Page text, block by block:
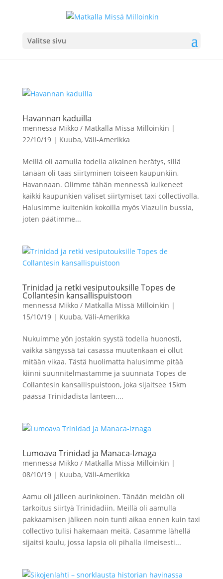
Valitse sivu
Havannan kaduilla
mennessä Mikko / Matkalla Missä Milloinkin |
22/10/19| Kuuba, Väli-Amerikka
Meillä oli aamulla todella aikainen herätys, sillä
tänään oli taas siirtyminen toiseen kaupunkiin,
Havannaan. Olimme tähän mennessä kulkeneet
kaikki kaupunkien väliset siirtymiset taxi collectivolla.
Halusimme kuitenkin kokoilla myös Viazulin bussia,
joten päätimme...
Trinidad ja retki vesiputouksille Topes de
Collantesin kansallispuistoon
mennessä Mikko / Matkalla Missä Milloinkin |
15/10/19| Kuuba, Väli-Amerikka
Nukuimme yön jostakin syystä todella huonosti,
vaikka sängyssä tai casassa muutenkaan ei ollut
mitään vikaa. Tästä huolimatta halusimme pitää
kiinni suunnitelmastamme ja suunnata Topes de
Collantesin kansallispuistoon, joka sijaitsee 15km
päässä Trinidadista länteen....
Lumoava Trinidad ja Manaca-Iznaga
mennessä Mikko / Matkalla Missä Milloinkin |
08/10/19| Kuuba, Väli-Amerikka
Aamu oli jälleen aurinkoinen. Tänään meidän oli
tarkoitus siirtyä Trinidadiin. Meillä oli aamulla
pakkaamisen jälkeen noin tunti aikaa ennen kuin taxi
collectivo tulisi hakemaan meitä. Casamme lähellä
sijaitsi koulu, jossa lapsia oli pihalla ilmeisesti...